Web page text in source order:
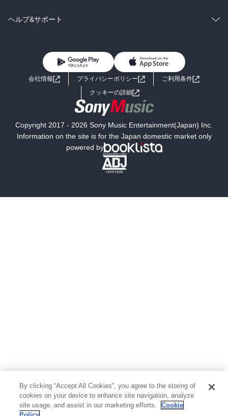
BL・TL
雑誌・グラビア
ラノベ
コミック
ライトノベル 男子向けラノベ
小説
海外小説
ミステリー SF
文学
芸術・アート 映画・音楽・演劇
写真集 教養
ヘルプ&サポート
よくあるご質問 お問い合わせ
会社情報 プライバシーポリシー
ご利用条件
クッキーの詳細
Copyright 2017 - 2026 Sony Music Entertainment(Japan) Inc.
Information on the site is for the Japan domestic market only
powered by
By clicking “Accept All Cookies”, you agree to the storing of
cookies on your device to enhance site navigation, analyze
site usage, and assist in our marketing efforts.
Cookie